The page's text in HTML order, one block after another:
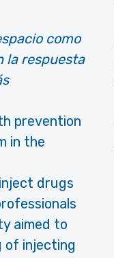
como
la respuesta
prevention
in the
drugs
aimed to
of injecting